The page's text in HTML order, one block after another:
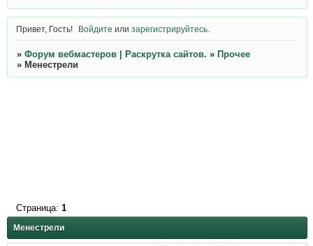
Привет, Гость! Войдите илизарегистрируйтесь
» Форум вебмастеров | Раскрутка сайтов. » Прочее
» Менестрели
Менестрели
Страница: 1